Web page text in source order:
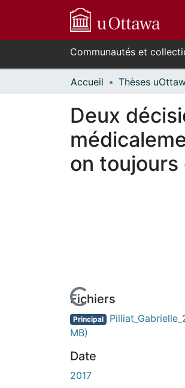
Communautés et
Accueil
Deux
on toujours
de chargement...Fichiers
Principal
MB)
Date
2017